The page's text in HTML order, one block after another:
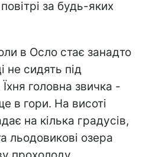
за будь-яких
в Осло стає занадто
не сидять під
головна звичка -
в гори. На висоті
на кілька градусів,
льодовикові озера